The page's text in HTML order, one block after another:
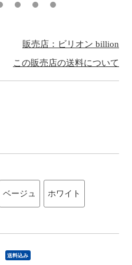
販売店：ビリオン billion
この販売店の送料について
ベージュ ホワイト
送料込み